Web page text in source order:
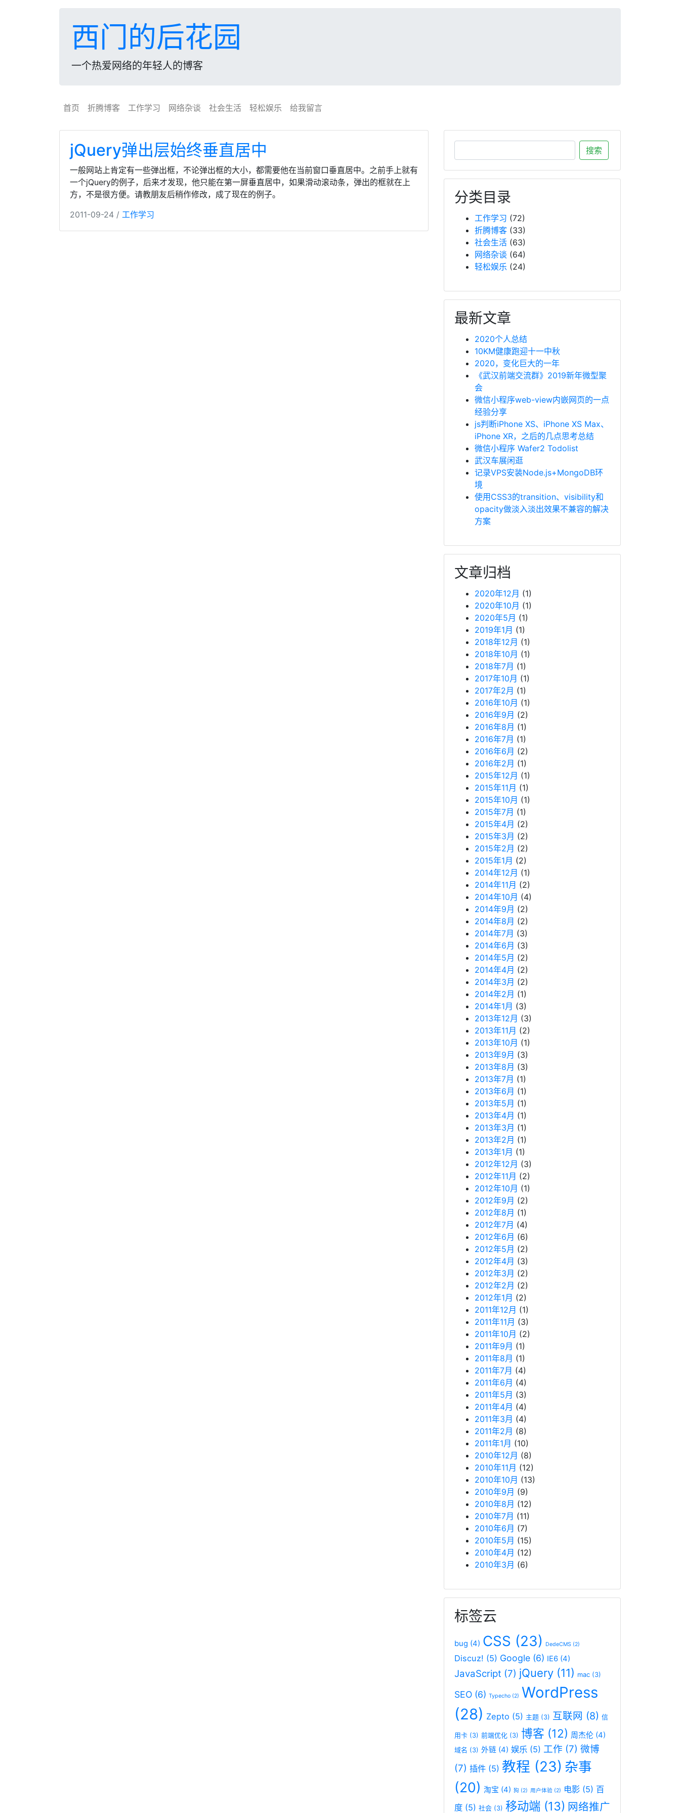
西门的后花园
一个热爱网络的年轻人的博客
首页 折腾博客 工作学习 网络杂谈 社会生活 轻松娱乐 给我留言
jQuery弹出层始终垂直居中
一般网站上肯定有一些弹出框，不论弹出框的大小，都需要他在当前窗口垂直居中。之前手上就有
一个jQuery的例子，后来才发现，他只能在第一屏垂直居中，如果滑动滚动条，弹出的框就在上
方，不是很方便。请教朋友后稍作修改，成了现在的例子。
2011-09-24 / 工作学习
分类目录
工作学习 (72)
折腾博客 (33)
社会生活 (63)
网络杂谈 (64)
轻松娱乐 (24)
最新文章
2020个人总结
10KM健康跑迎十一中秋
2020，变化巨大的一年
《武汉前端交流群》2019新年微型聚
会
微信小程序web-view内嵌网页的一点
经验分享
js判断iPhone XS、iPhone XS Max、
iPhone XR，之后的几点思考总结
微信小程序 Wafer2 Todolist
武汉车展闲逛
记录VPS安装Node.js+MongoDB环
境
使用CSS3的transition、visibility和
opacity做淡入淡出效果不兼容的解决
方案
文章归档
2020年12月 (1)
2020年10月 (1)
2020年5月 (1)
2019年1月 (1)
2018年12月 (1)
2018年10月 (1)
2018年7月 (1)
2017年10月 (1)
2017年2月 (1)
2016年10月 (1)
2016年9月 (2)
2016年8月 (1)
2016年7月 (1)
2016年6月 (2)
2016年2月 (1)
2015年12月 (1)
2015年11月 (1)
2015年10月 (1)
2015年7月 (1)
2015年4月 (2)
2015年3月 (2)
2015年2月 (2)
2015年1月 (2)
2014年12月 (1)
2014年11月 (2)
2014年10月 (4)
2014年9月 (2)
2014年8月 (2)
2014年7月 (3)
2014年6月 (3)
2014年5月 (2)
2014年4月 (2)
2014年3月 (2)
2014年2月 (1)
2014年1月 (3)
2013年12月 (3)
2013年11月 (2)
2013年10月 (1)
2013年9月 (3)
2013年8月 (3)
2013年7月 (1)
2013年6月 (1)
2013年5月 (1)
2013年4月 (1)
2013年3月 (1)
2013年2月 (1)
2013年1月 (1)
2012年12月 (3)
2012年11月 (2)
2012年10月 (1)
2012年9月 (2)
2012年8月 (1)
2012年7月 (4)
2012年6月 (6)
2012年5月 (2)
2012年4月 (3)
2012年3月 (2)
2012年2月 (2)
2012年1月 (2)
2011年12月 (1)
2011年11月 (3)
2011年10月 (2)
2011年9月 (1)
2011年8月 (1)
2011年7月 (4)
2011年6月 (4)
2011年5月 (3)
2011年4月 (4)
2011年3月 (4)
2011年2月 (8)
2011年1月 (10)
2010年12月 (8)
2010年11月 (12)
2010年10月 (13)
2010年9月 (9)
2010年8月 (12)
2010年7月 (11)
2010年6月 (7)
2010年5月 (15)
2010年4月 (12)
2010年3月 (6)
标签云
bug (4) CSS (23) DedeCMS (2)
Discuz! (5) Google (6) IE6 (4)
JavaScript (7) jQuery (11) mac (3)
SEO (6) Typecho (2) WordPress
(28) Zepto (5) 主题 (3) 互联网 (8) 信
用卡 (3) 前端优化 (3) 博客 (12) 周杰伦 (4)
域名 (3) 外链 (4) 娱乐 (5) 工作 (7) 微博
(7) 插件 (5) 教程 (23) 杂事
(20) 淘宝 (4) 狗 (2) 用户体验 (2) 电影 (5) 百
度 (5) 社会 (3) 移动端 (13) 网络推广